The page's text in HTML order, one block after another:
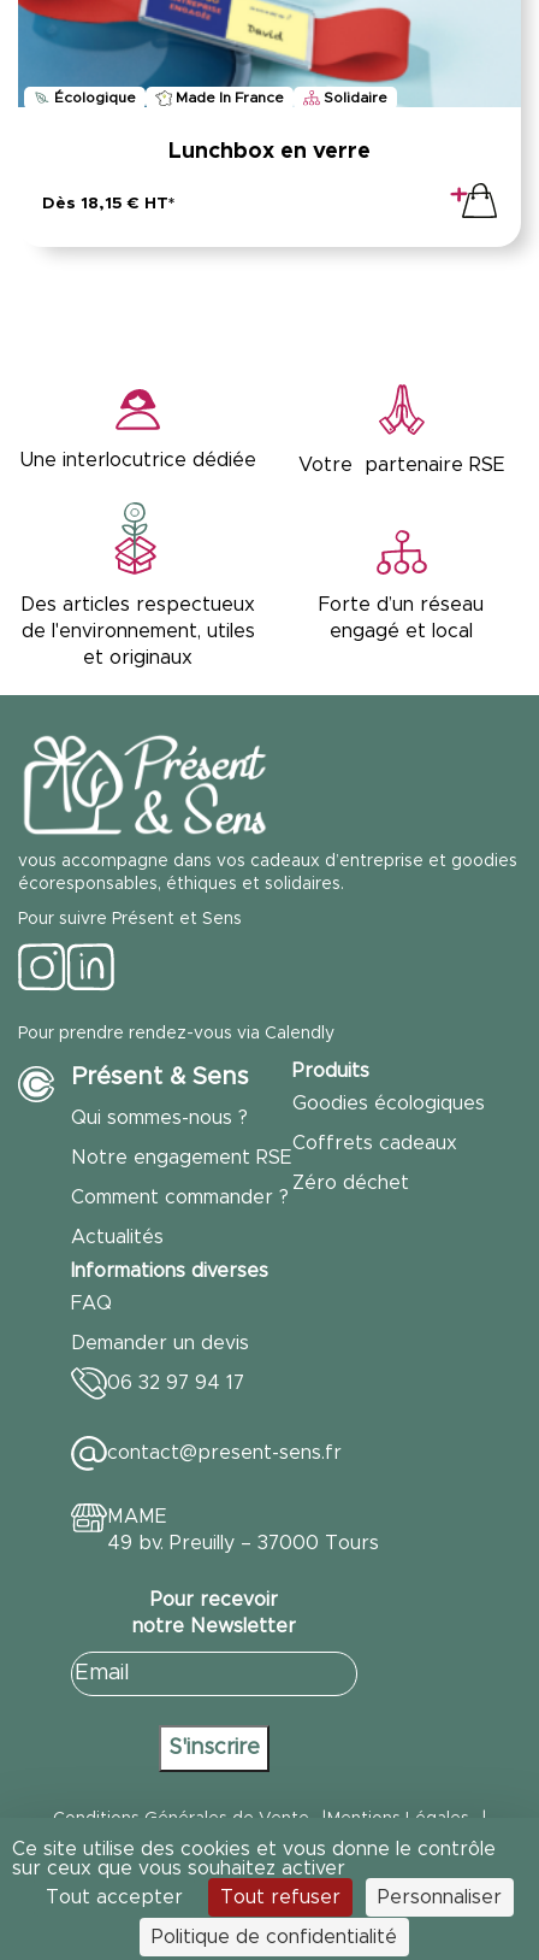
Écologique Made In France Solidaire
Lunchbox en verre
Dès 18,15 € HT*
Une interlocutrice dédiée Votre partenaire RSE
Des articles respectueux
de l'environnement, utiles
et originaux
Forte d’un réseau
engagé et local
vous accompagne dans vos cadeaux d’entreprise et goodies
écoresponsables, éthiques et solidaires.
Pour suivre Présent et Sens
Pour prendre rendez-vous via Calendly
Présent & Sens
Qui sommes-nous ?
Notre engagement RSE
Comment commander ?
Actualités
Produits
Goodies écologiques
Coffrets cadeaux
Zéro déchet
Informations diverses
FAQ
Demander un devis
06 32 97 94 17
contact@present-sens.fr
MAME
49 bv. Preuilly – 37000 Tours
Pour recevoir
notre Newsletter
E-
S'inscrire
Conditions Générales de Vente Mentions Légales
Politique de Confidentialité Politique Gestion des cookies
Cookies Design : Marylou Gabriel
Développement : RingoStudio
Ce site utilise des cookies et vous donne le contrôle
sur ceux que vous souhaitez activer
Tout accepter
Tout refuser Personnaliser
Politique de confidentialité